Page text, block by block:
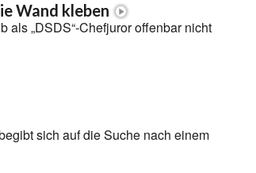
Wand kleben
als „DSDS“-Chefjuror offenbar nicht
sich auf die Suche nach einem